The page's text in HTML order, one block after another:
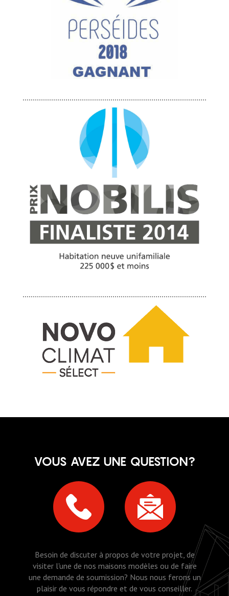
VOUS AVEZ UNE QUESTION?
Besoin de discuter à propos de votre projet, de
visiter l'une de nos maisons modèles ou de faire
une demande de soumission? Nous nous ferons un
plaisir de vous répondre et de vous conseiller.